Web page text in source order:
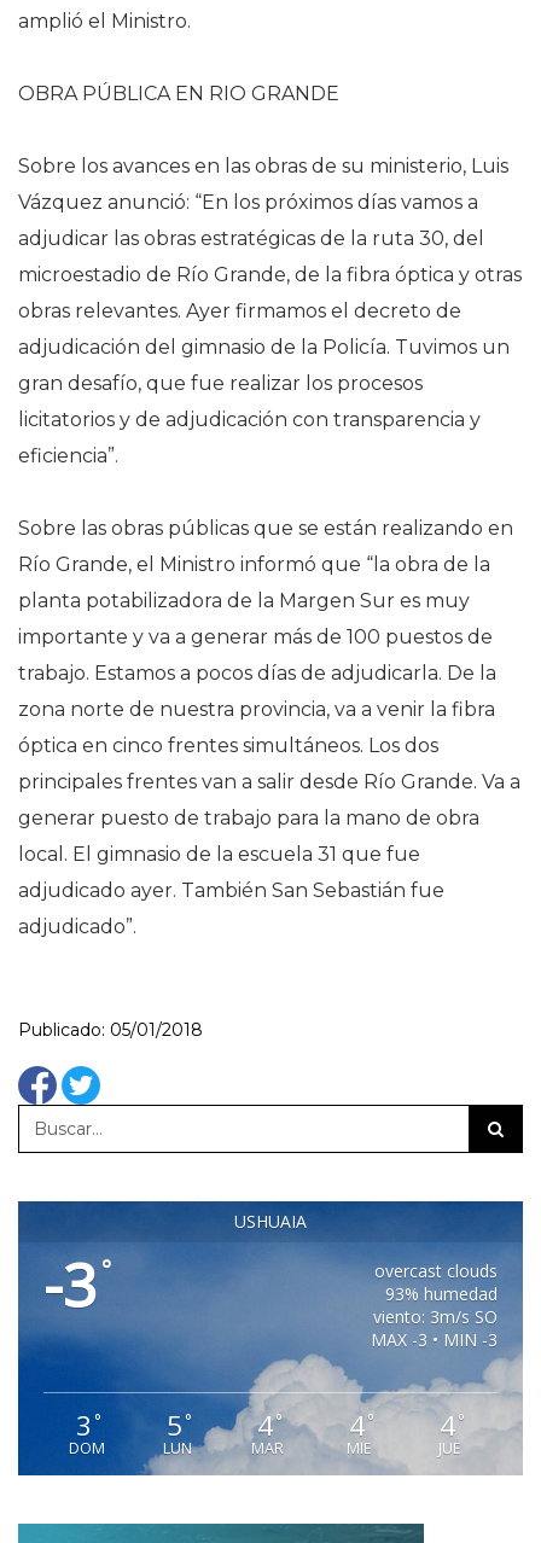
amplió el Ministro.
OBRA PÚBLICA EN RIO GRANDE
Sobre los avances en las obras de su ministerio, Luis
Vázquez anunció: “En los próximos días vamos a
adjudicar las obras estratégicas de la ruta 30, del
microestadio de Río Grande, de la fibra óptica y otras
obras relevantes. Ayer firmamos el decreto de
adjudicación del gimnasio de la Policía. Tuvimos un
gran desafío, que fue realizar los procesos
licitatorios y de adjudicación con transparencia y
eficiencia”.
Sobre las obras públicas que se están realizando en
Río Grande, el Ministro informó que “la obra de la
planta potabilizadora de la Margen Sur es muy
importante y va a generar más de 100 puestos de
trabajo. Estamos a pocos días de adjudicarla. De la
zona norte de nuestra provincia, va a venir la fibra
óptica en cinco frentes simultáneos. Los dos
principales frentes van a salir desde Río Grande. Va a
generar puesto de trabajo para la mano de obra
local. El gimnasio de la escuela 31 que fue
adjudicado ayer. También San Sebastián fue
adjudicado”.
Publicado: 05/01/2018
USHUAIA
-3°
overcast clouds
93% humedad
viento: 3m/s SO
MAX -3 • MIN -3
3 °
DOM
5 °
LUN
4°
MAR
4°
MIE
4°
JUE